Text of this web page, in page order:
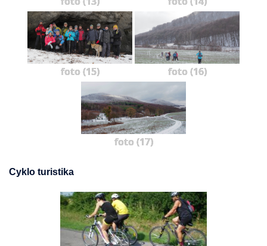
foto (15) foto (16)
foto (17)
Cyklo turistika